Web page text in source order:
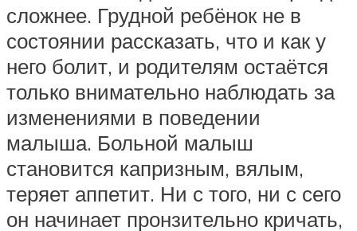
сложнее. Грудной ребёнок не в
состоянии рассказать, что и как у
него болит, и родителям остаётся
только внимательно наблюдать за
изменениями в поведении
малыша. Больной малыш
становится капризным, вялым,
теряет аппетит. Ни с того, ни с сего
он начинает пронзительно кричать,